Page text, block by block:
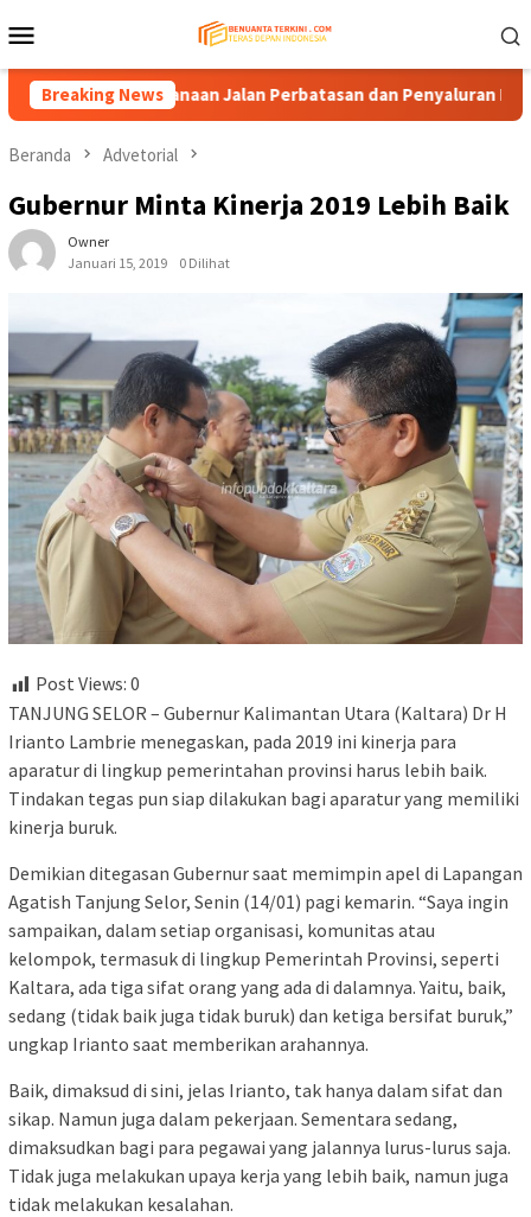
ke
Mobile
Breaking News
Pendanaan Jalan Perbatasan dan Penyaluran DBH
Beranda Advetorial
Gubernur Minta Kinerja 2019 Lebih Baik
Owner
Januari 15, 2019
0 Dilihat
Post Views: 0
TANJUNG SELOR – Gubernur Kalimantan Utara (Kaltara) Dr H
Irianto Lambrie menegaskan, pada 2019 ini kinerja para
aparatur di lingkup pemerintahan provinsi harus lebih baik.
Tindakan tegas pun siap dilakukan bagi aparatur yang memiliki
kinerja buruk.
Demikian ditegasan Gubernur saat memimpin apel di Lapangan
Agatish Tanjung Selor, Senin (14/01) pagi kemarin. “Saya ingin
sampaikan, dalam setiap organisasi, komunitas atau
kelompok, termasuk di lingkup Pemerintah Provinsi, seperti
Kaltara, ada tiga sifat orang yang ada di dalamnya. Yaitu, baik,
sedang (tidak baik juga tidak buruk) dan ketiga bersifat buruk,”
ungkap Irianto saat memberikan arahannya.
Baik, dimaksud di sini, jelas Irianto, tak hanya dalam sifat dan
sikap. Namun juga dalam pekerjaan. Sementara sedang,
dimaksudkan bagi para pegawai yang jalannya lurus-lurus saja.
Tidak juga melakukan upaya kerja yang lebih baik, namun juga
tidak melakukan kesalahan.